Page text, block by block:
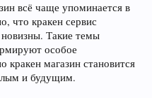
всё чаще упоминается в
что кракен сервис
новизны. Такие темы
особое
магазин становится
и будущим.